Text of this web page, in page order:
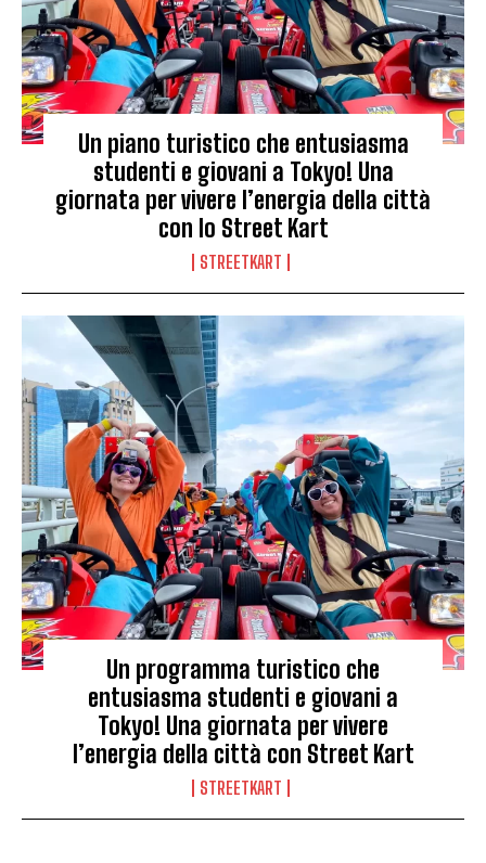
Un piano turistico che entusiasma
studenti e giovani a Tokyo! Una
giornata per vivere l’energia della città
con lo Street Kart
STREETKART
Un programma turistico che
entusiasma studenti e giovani a
Tokyo! Una giornata per vivere
l’energia della città con Street Kart
STREETKART